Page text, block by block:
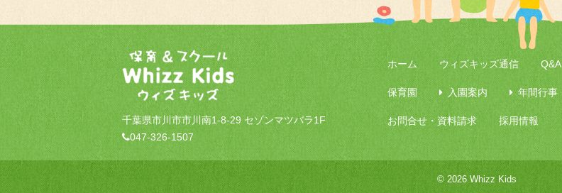
千葉県市川市市川南1-8-29 セゾンマツバラ1F
047-326-1507
ホーム ウィズキッズ通信 Q&A
保育園 入園案内 年間行事
お問合せ・資料請求 採用情報
© 2026 Whizz Kids